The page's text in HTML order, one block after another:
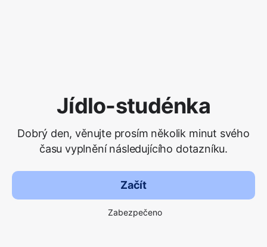
Jídlo-studénka
Dobrý den, věnujte prosím několik minut svého
času vyplnění následujícího dotazníku.
Začít
Zabezpečeno